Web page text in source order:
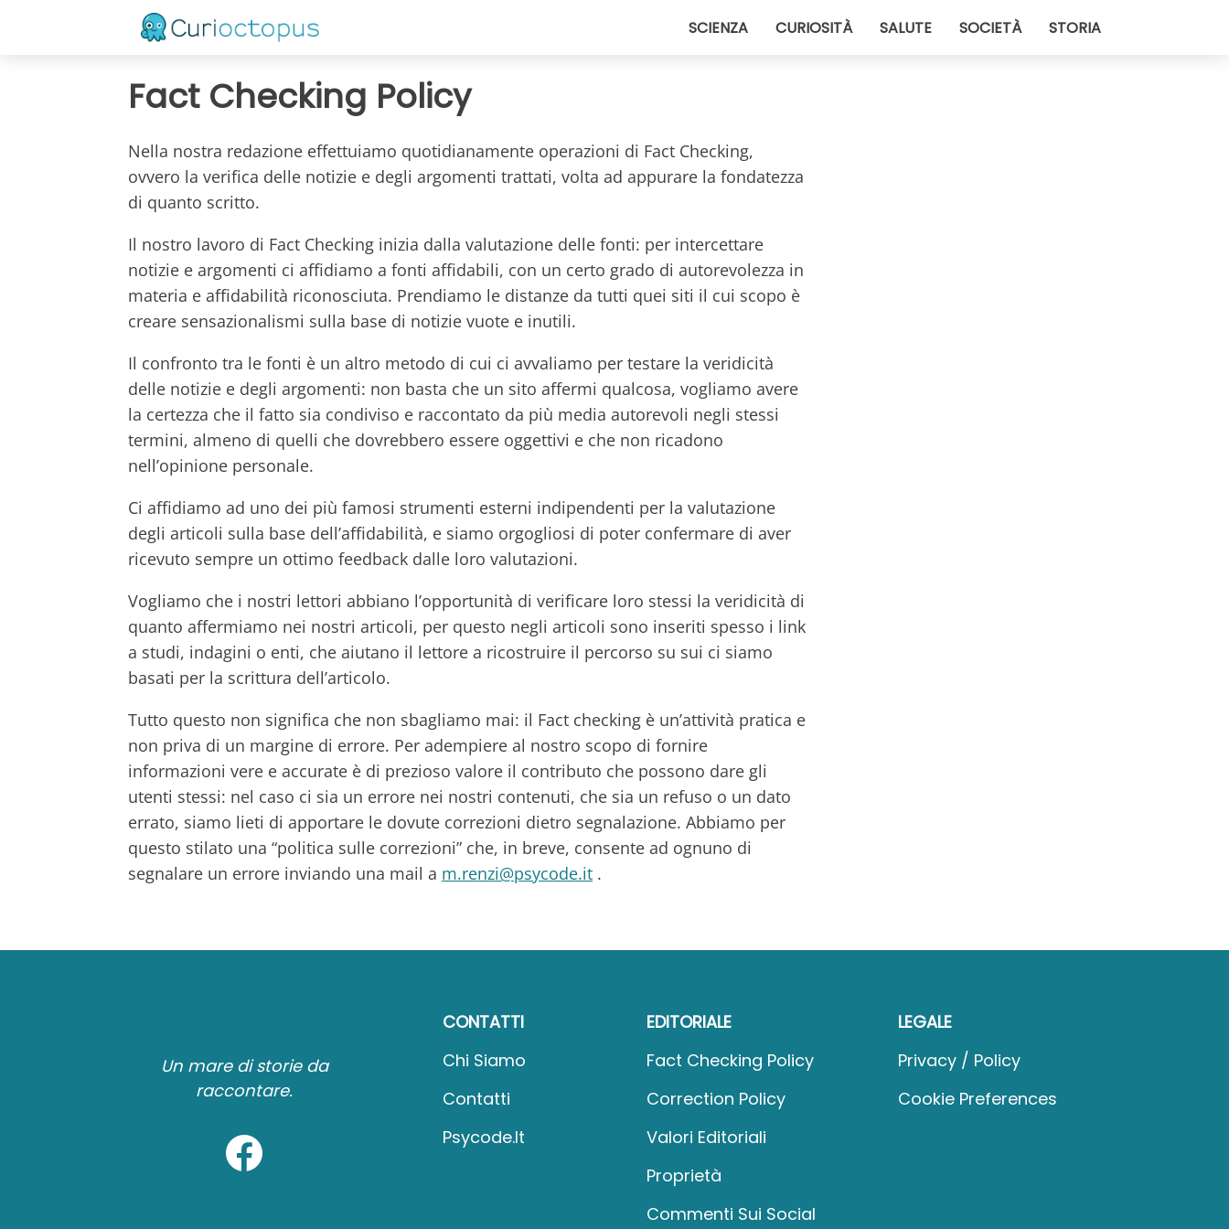
SCIENZA CURIOSITÀ SALUTE SOCIETÀ STORIA
Fact Checking Policy
Nella nostra redazione effettuiamo quotidianamente operazioni di Fact Checking,
ovvero la verifica delle notizie e degli argomenti trattati, volta ad appurare la fondatezza
di quanto scritto.
Il nostro lavoro di Fact Checking inizia dalla valutazione delle fonti: per intercettare
notizie e argomenti ci affidiamo a fonti affidabili, con un certo grado di autorevolezza in
materia e affidabilità riconosciuta. Prendiamo le distanze da tutti quei siti il cui scopo è
creare sensazionalismi sulla base di notizie vuote e inutili.
Il confronto tra le fonti è un altro metodo di cui ci avvaliamo per testare la veridicità
delle notizie e degli argomenti: non basta che un sito affermi qualcosa, vogliamo avere
la certezza che il fatto sia condiviso e raccontato da più media autorevoli negli stessi
termini, almeno di quelli che dovrebbero essere oggettivi e che non ricadono
nell’opinione personale.
Ci affidiamo ad uno dei più famosi strumenti esterni indipendenti per la valutazione
degli articoli sulla base dell’affidabilità, e siamo orgogliosi di poter confermare di aver
ricevuto sempre un ottimo feedback dalle loro valutazioni.
Vogliamo che i nostri lettori abbiano l’opportunità di verificare loro stessi la veridicità di
quanto affermiamo nei nostri articoli, per questo negli articoli sono inseriti spesso i link
a studi, indagini o enti, che aiutano il lettore a ricostruire il percorso su sui ci siamo
basati per la scrittura dell’articolo.
Tutto questo non significa che non sbagliamo mai: il Fact checking è un’attività pratica e
non priva di un margine di errore. Per adempiere al nostro scopo di fornire
informazioni vere e accurate è di prezioso valore il contributo che possono dare gli
utenti stessi: nel caso ci sia un errore nei nostri contenuti, che sia un refuso o un dato
errato, siamo lieti di apportare le dovute correzioni dietro segnalazione. Abbiamo per
questo stilato una “politica sulle correzioni” che, in breve, consente ad ognuno di
segnalare un errore inviando una mail a m.renzi@psycode.it .
Un mare di storie da
raccontare.
CONTATTI
Chi Siamo
Contatti
Psycode.it
EDITORIALE
Fact Checking Policy
Correction Policy
Valori Editoriali
Proprietà
Commenti Sui Social
LEGALE
Privacy / Policy
Cookie Preferences